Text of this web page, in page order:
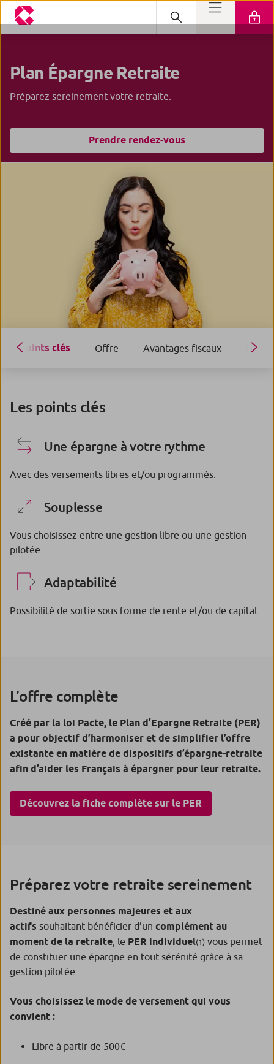
Plan Épargne Retraite
Préparez sereinement votre retraite.
Prendre rendez-vous
Points clés Offre Avantages fiscaux
Les points clés
Une épargne à votre rythme
Avec des versements libres et/ou programmés.
Souplesse
Vous choisissez entre une gestion libre ou une gestion
pilotée.
Adaptabilité
Possibilité de sortie sous forme de rente et/ou de capital.
L’offre complète
Créé par la loi Pacte, le Plan d’Epargne Retraite (PER)
a pour objectif d’harmoniser et de simplifier l’offre
existante en matière de dispositifs d’épargne-retraite
afin d’aider les Français à épargner pour leur retraite.
Découvrez la fiche complète sur le PER
Préparez votre retraite sereinement
Destiné aux personnes majeures et aux
actifs souhaitant bénéficier d’un complément au
moment de la retraite , le PER individuel(1) vous permet
de constituer une épargne en tout sérénité grâce à sa
gestion pilotée.
Vous choisissez le mode de versement qui vous
convient :
Libre à partir de 500€